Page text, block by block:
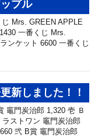
プル
Mrs. GREEN APPLE
一番くじ Mrs.
ンケット 6600 一番くじ
新しました！！
竈門炭治郎 1,320 壱 Ｂ
ストワン 竈門炭治郎
弐 B賞 竈門炭治郎